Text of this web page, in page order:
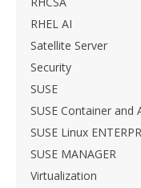
RHEL AI
Satellite Server
Security
SUSE
SUSE Container
SUSE Linux
SUSE MANAGER
Virtualization